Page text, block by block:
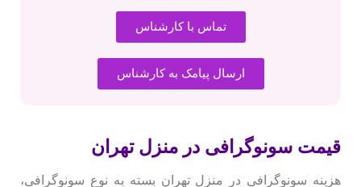
تماس با کارشناس
ارسال پیامک به کارشناس
قیمت سونوگرافی در منزل تهران
هزینه سونوگرافی در منزل تهران بسته به نوع سونوگرافی،